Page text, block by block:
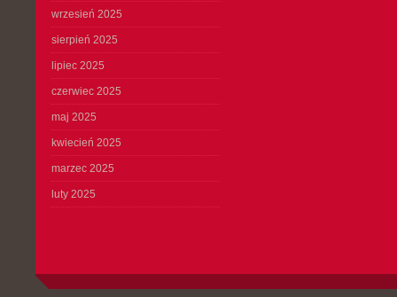
wrzesień 2025
sierpień 2025
lipiec 2025
czerwiec 2025
maj 2025
kwiecień 2025
marzec 2025
luty 2025